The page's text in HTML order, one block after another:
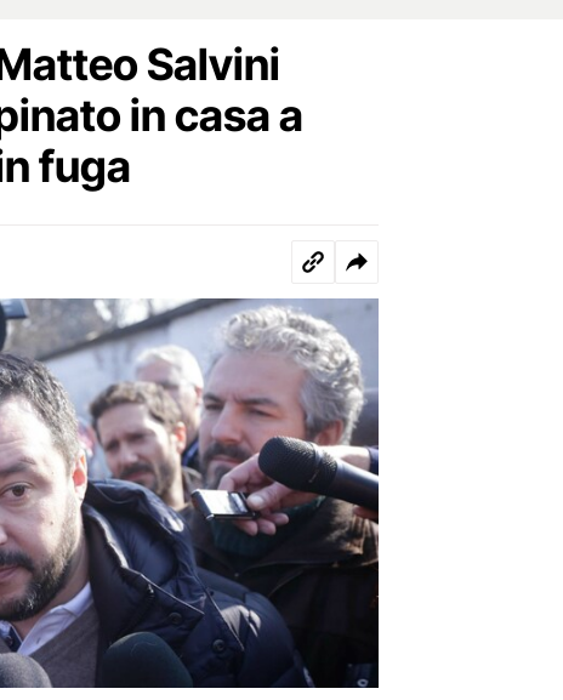
Salvini
in casa a
fuga